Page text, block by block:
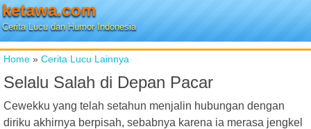
ketawa.com
Cerita Lucu dan Humor Indonesia
Home » Cerita Lucu Lainnya
Selalu Salah di Depan Pacar
Cewekku yang telah setahun menjalin hubungan dengan
diriku akhirnya berpisah, sebabnya karena ia merasa jengkel